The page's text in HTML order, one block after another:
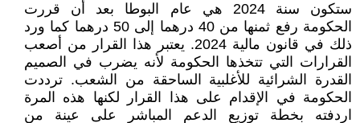
ستكون سنة 2024 هي عام البوطا بعد أن قررت
الحكومة رفع ثمنها من 40 درهما إلى 50 درهما كما ورد
ذلك في قانون مالية 2024. يعتبر هذا القرار من أصعب
القرارات التي تتخذها الحكومة لأنه يضرب في الصميم
القدرة الشرائية للأغلبية الساحقة من الشعب. ترددت
الحكومة في الإقدام على هذا القرار لكنها هذه المرة
اردفته بخطة توزيع الدعم المباشر على عينة من